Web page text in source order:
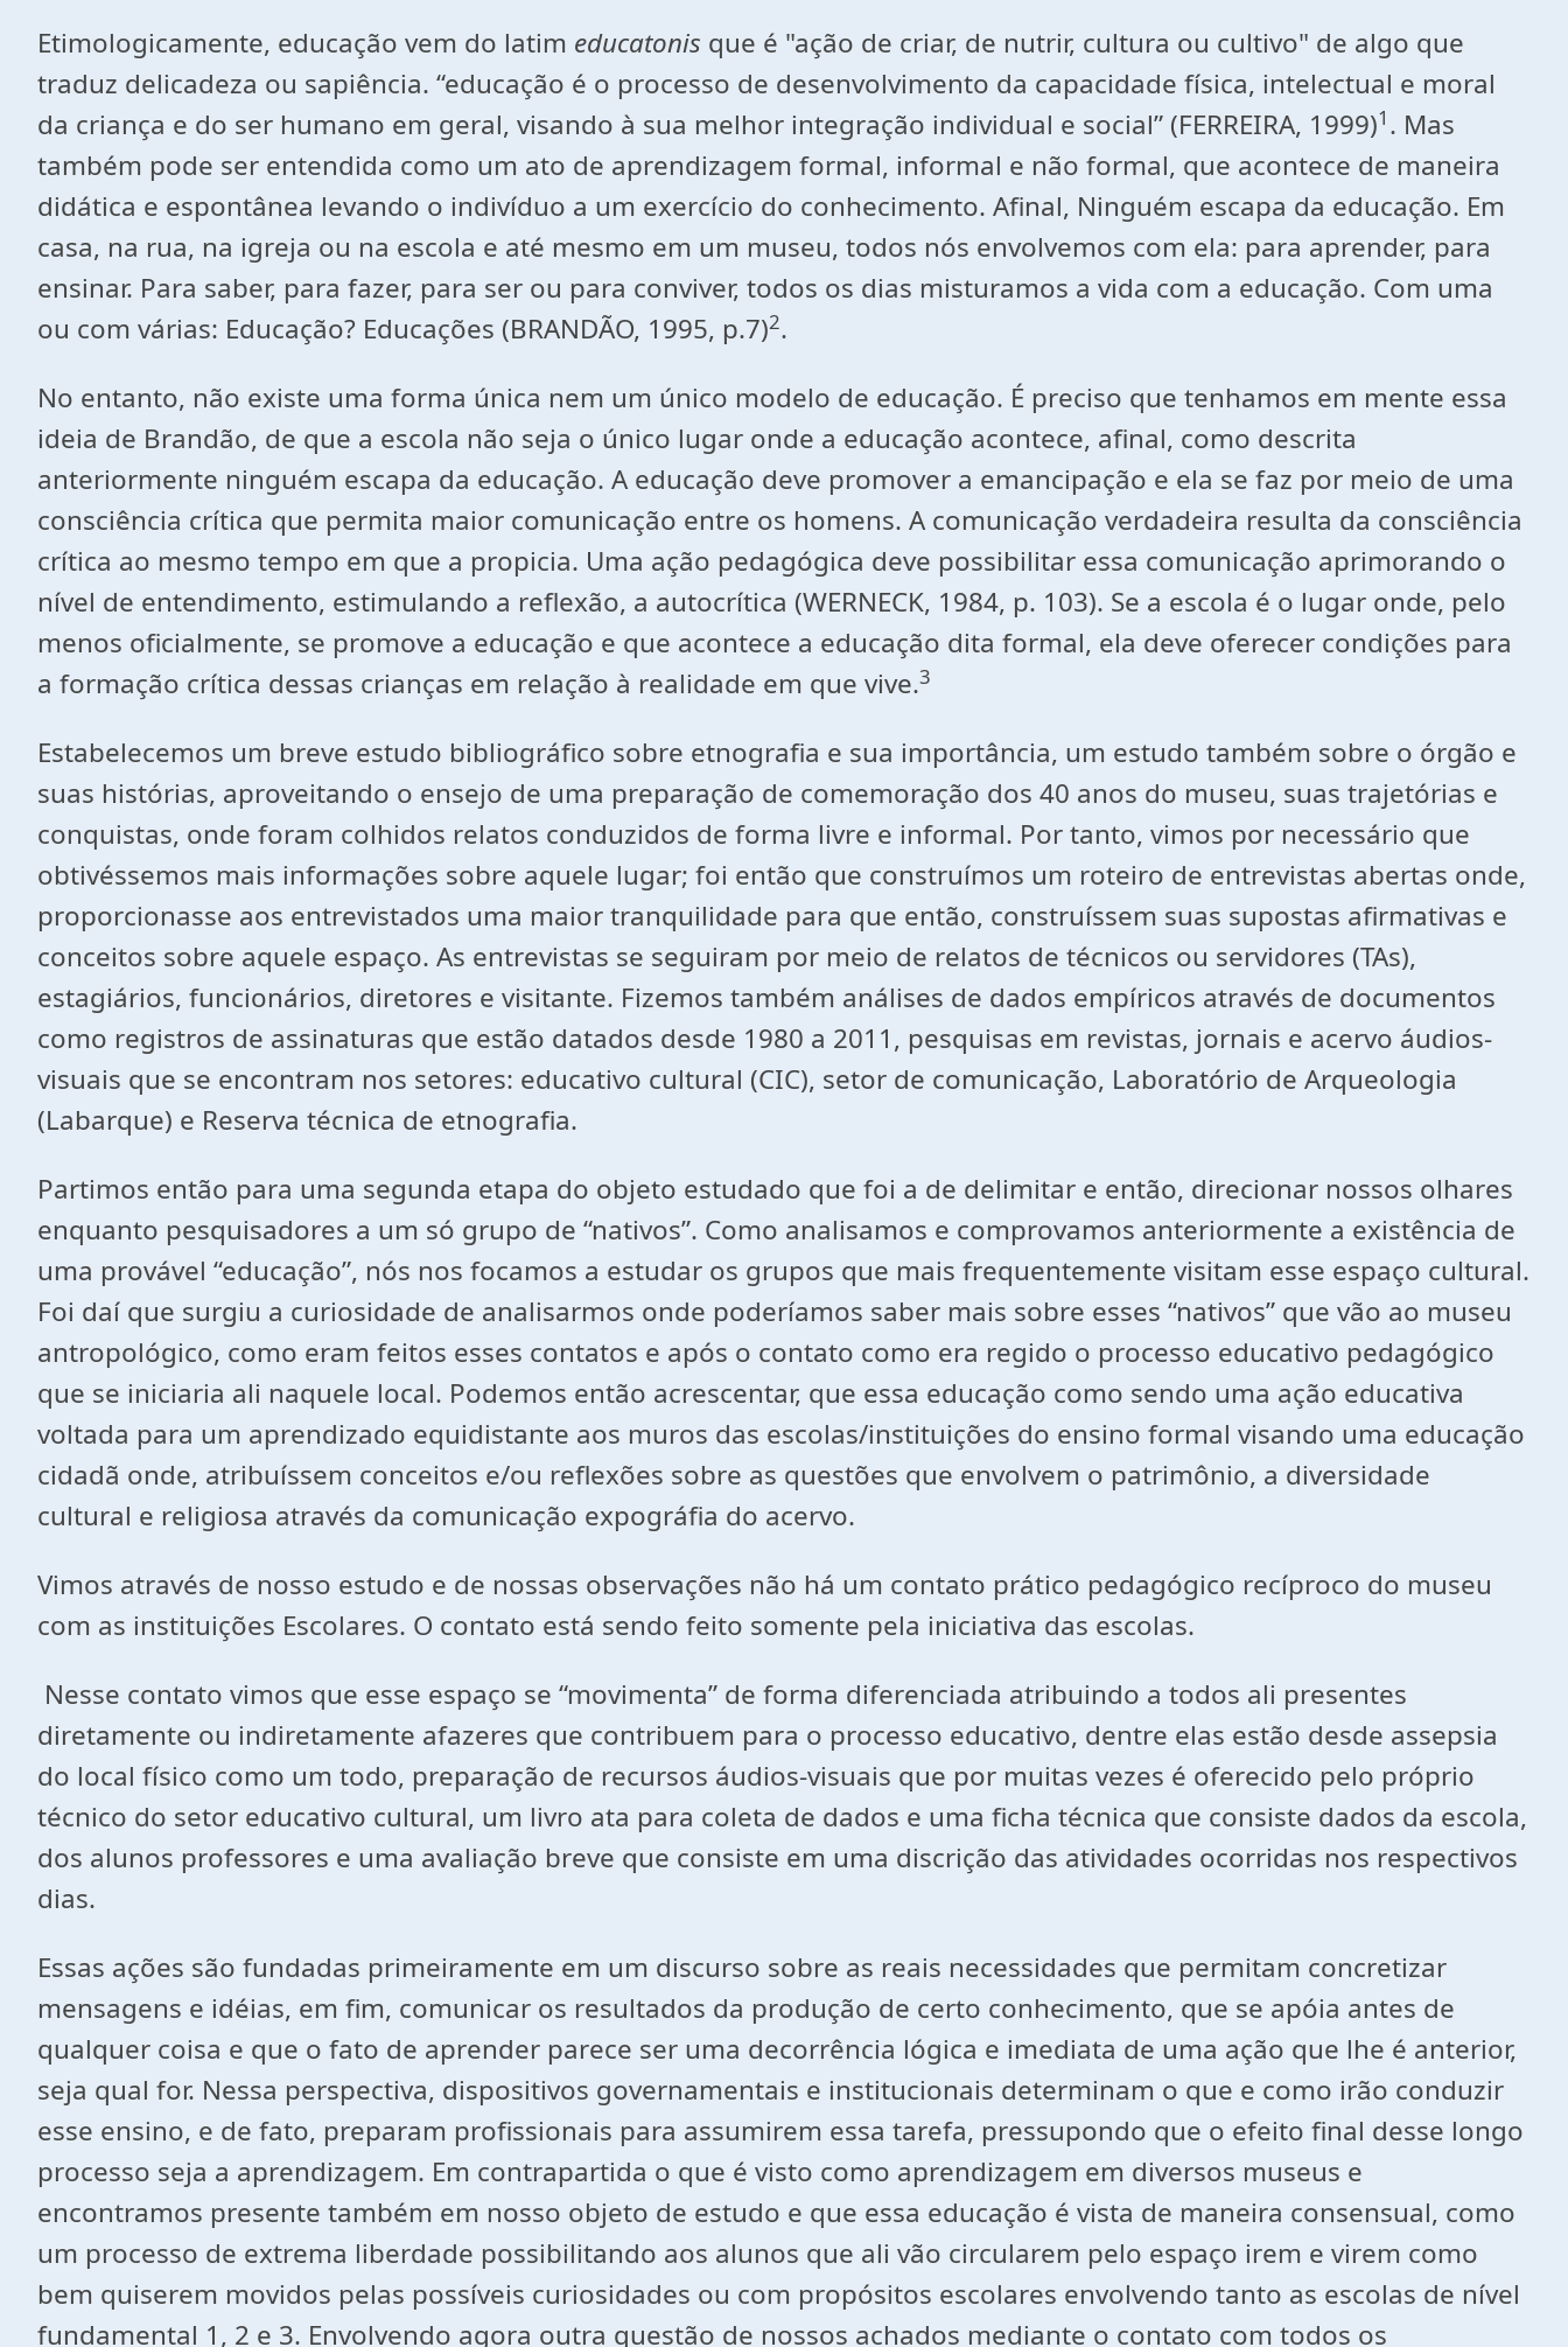
Etimologicamente, educação vem do latim educatonis que é "ação de criar, de nutrir, cultura ou cultivo" de algo que
traduz delicadeza ou sapiência. “educação é o processo de desenvolvimento da capacidade física, intelectual e moral
da criança e do ser humano em geral, visando à sua melhor integração individual e social” (FERREIRA, 1999)1 . Mas
também pode ser entendida como um ato de aprendizagem formal, informal e não formal, que acontece de maneira
didática e espontânea levando o indivíduo a um exercício do conhecimento. Afinal, Ninguém escapa da educação. Em
casa, na rua, na igreja ou na escola e até mesmo em um museu, todos nós envolvemos com ela: para aprender, para
ensinar. Para saber, para fazer, para ser ou para conviver, todos os dias misturamos a vida com a educação. Com uma
ou com várias: Educação? Educações (BRANDÃO, 1995, p.7)2.
No entanto, não existe uma forma única nem um único modelo de educação. É preciso que tenhamos em mente essa
ideia de Brandão, de que a escola não seja o único lugar onde a educação acontece, afinal, como descrita
anteriormente ninguém escapa da educação. A educação deve promover a emancipação e ela se faz por meio de uma
consciência crítica que permita maior comunicação entre os homens. A comunicação verdadeira resulta da consciência
crítica ao mesmo tempo em que a propicia. Uma ação pedagógica deve possibilitar essa comunicação aprimorando o
nível de entendimento, estimulando a reflexão, a autocrítica (WERNECK, 1984, p. 103). Se a escola é o lugar onde, pelo
menos oficialmente, se promove a educação e que acontece a educação dita formal, ela deve oferecer condições para
a formação crítica dessas crianças em relação à realidade em que vive.3
Estabelecemos um breve estudo bibliográfico sobre etnografia e sua importância, um estudo também sobre o órgão e
suas histórias, aproveitando o ensejo de uma preparação de comemoração dos 40 anos do museu, suas trajetórias e
conquistas, onde foram colhidos relatos conduzidos de forma livre e informal. Por tanto, vimos por necessário que
obtivéssemos mais informações sobre aquele lugar; foi então que construímos um roteiro de entrevistas abertas onde,
proporcionasse aos entrevistados uma maior tranquilidade para que então, construíssem suas supostas afirmativas e
conceitos sobre aquele espaço. As entrevistas se seguiram por meio de relatos de técnicos ou servidores (TAs),
estagiários, funcionários, diretores e visitante. Fizemos também análises de dados empíricos através de documentos
como registros de assinaturas que estão datados desde 1980 a 2011, pesquisas em revistas, jornais e acervo áudios-
visuais que se encontram nos setores: educativo cultural (CIC), setor de comunicação, Laboratório de Arqueologia
(Labarque) e Reserva técnica de etnografia.
Partimos então para uma segunda etapa do objeto estudado que foi a de delimitar e então, direcionar nossos olhares
enquanto pesquisadores a um só grupo de “nativos”. Como analisamos e comprovamos anteriormente a existência de
uma provável “educação”, nós nos focamos a estudar os grupos que mais frequentemente visitam esse espaço cultural.
Foi daí que surgiu a curiosidade de analisarmos onde poderíamos saber mais sobre esses “nativos” que vão ao museu
antropológico, como eram feitos esses contatos e após o contato como era regido o processo educativo pedagógico
que se iniciaria ali naquele local. Podemos então acrescentar, que essa educação como sendo uma ação educativa
voltada para um aprendizado equidistante aos muros das escolas/instituições do ensino formal visando uma educação
cidadã onde, atribuíssem conceitos e/ou reflexões sobre as questões que envolvem o patrimônio, a diversidade
cultural e religiosa através da comunicação expográfia do acervo.
Vimos através de nosso estudo e de nossas observações não há um contato prático pedagógico recíproco do museu
com as instituições Escolares. O contato está sendo feito somente pela iniciativa das escolas.
Nesse contato vimos que esse espaço se “movimenta” de forma diferenciada atribuindo a todos ali presentes
diretamente ou indiretamente afazeres que contribuem para o processo educativo, dentre elas estão desde assepsia
do local físico como um todo, preparação de recursos áudios-visuais que por muitas vezes é oferecido pelo próprio
técnico do setor educativo cultural, um livro ata para coleta de dados e uma ficha técnica que consiste dados da escola,
dos alunos professores e uma avaliação breve que consiste em uma discrição das atividades ocorridas nos respectivos
dias.
Essas ações são fundadas primeiramente em um discurso sobre as reais necessidades que permitam concretizar
mensagens e idéias, em fim, comunicar os resultados da produção de certo conhecimento, que se apóia antes de
qualquer coisa e que o fato de aprender parece ser uma decorrência lógica e imediata de uma ação que lhe é anterior,
seja qual for. Nessa perspectiva, dispositivos governamentais e institucionais determinam o que e como irão conduzir
esse ensino, e de fato, preparam profissionais para assumirem essa tarefa, pressupondo que o efeito final desse longo
processo seja a aprendizagem. Em contrapartida o que é visto como aprendizagem em diversos museus e
encontramos presente também em nosso objeto de estudo e que essa educação é vista de maneira consensual, como
um processo de extrema liberdade possibilitando aos alunos que ali vão circularem pelo espaço irem e virem como
bem quiserem movidos pelas possíveis curiosidades ou com propósitos escolares envolvendo tanto as escolas de nível
fundamental 1, 2 e 3. Envolvendo agora outra questão de nossos achados mediante o contato com todos os